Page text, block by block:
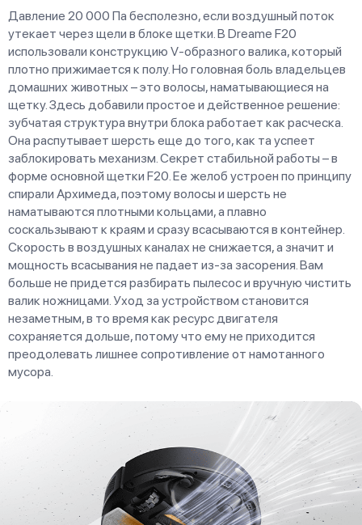
Давление 20 000 Па бесполезно, если воздушный поток
утекает через щели в блоке щетки. В Dreame F20
использовали конструкцию V-образного валика, который
плотно прижимается к полу. Но головная боль владельцев
домашних животных – это волосы, наматывающиеся на
щетку. Здесь добавили простое и действенное решение:
зубчатая структура внутри блока работает как расческа.
Она распутывает шерсть еще до того, как та успеет
заблокировать механизм. Секрет стабильной работы – в
форме основной щетки F20. Ее желоб устроен по принципу
спирали Архимеда, поэтому волосы и шерсть не
наматываются плотными кольцами, а плавно
соскальзывают к краям и сразу всасываются в контейнер.
Скорость в воздушных каналах не снижается, а значит и
мощность всасывания не падает из-за засорения. Вам
больше не придется разбирать пылесос и вручную чистить
валик ножницами. Уход за устройством становится
незаметным, в то время как ресурс двигателя
сохраняется дольше, потому что ему не приходится
преодолевать лишнее сопротивление от намотанного
мусора.